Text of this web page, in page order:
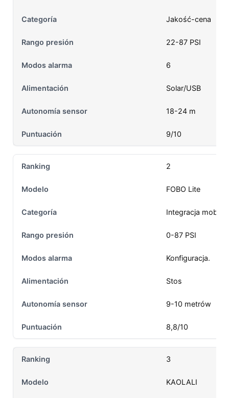
Jakość-cena
22-87 PSI
6
Solar/USB
18-24 m
9/10
2
FOBO Lite
Integracja mobilna
0-87 PSI
Konfiguracja.
Stos
9-10 metrów
8,8/10
3
KAOLALI